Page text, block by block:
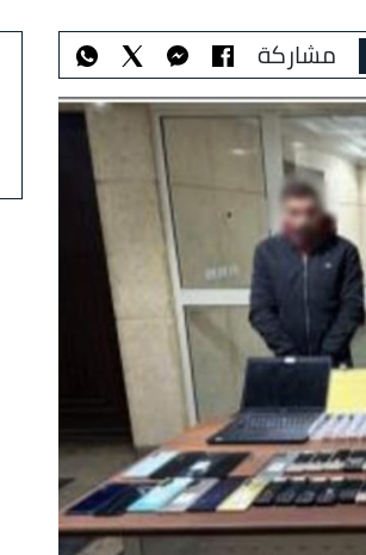
مشاركة